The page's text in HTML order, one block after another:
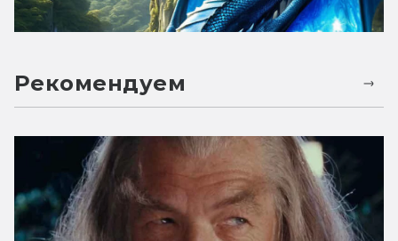
Рекомендуем